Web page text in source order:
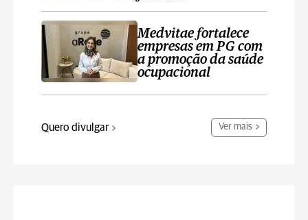
Medvitae fortalece
empresas em PG com
a promoção da saúde
ocupacional
Quero divulgar Ver mais